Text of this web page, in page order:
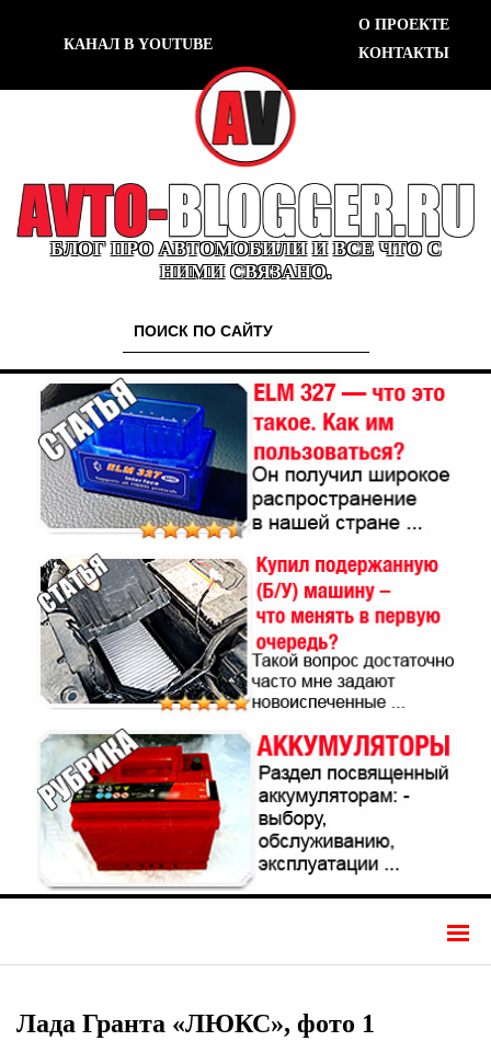
КАНАЛ В YOUTUBE
О ПРОЕКТЕ
КОНТАКТЫ
БЛОГ ПРО АВТОМОБИЛИ И ВСЕ ЧТО С
НИМИ СВЯЗАНО.
Лада Гранта «ЛЮКС», фото 1